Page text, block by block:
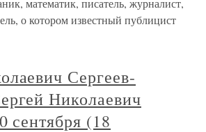
математик, писатель, журналист,
о котором известный публицист
Сергеев-
Николаевич
сентября (18